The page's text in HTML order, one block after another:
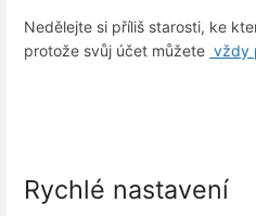
Nedělejte si příliš starosti, ke
protože svůj účet můžete vždy
Rychlé nastavení